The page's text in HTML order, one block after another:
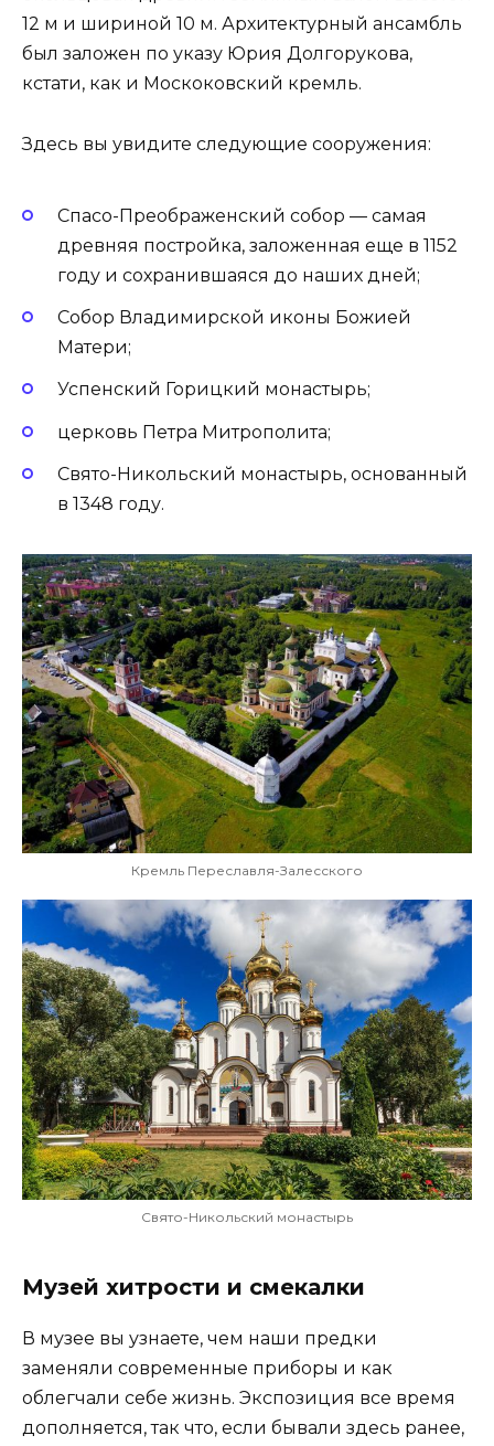
12 м и шириной 10 м. Архитектурный ансамбль
был заложен по указу Юрия Долгорукова,
кстати, как и Москоковский кремль.
Здесь вы увидите следующие сооружения:
Спасо-Преображенский собор — самая
древняя постройка, заложенная еще в 1152
году и сохранившаяся до наших дней;
Собор Владимирской иконы Божией
Матери;
Успенский Горицкий монастырь;
церковь Петра Митрополита;
Свято-Никольский монастырь, основанный
в 1348 году.
Кремль Переславля-Залесского
Свято-Никольский монастырь
Музей хитрости и смекалки
В музее вы узнаете, чем наши предки
заменяли современные приборы и как
облегчали себе жизнь. Экспозиция все время
дополняется, так что, если бывали здесь ранее,